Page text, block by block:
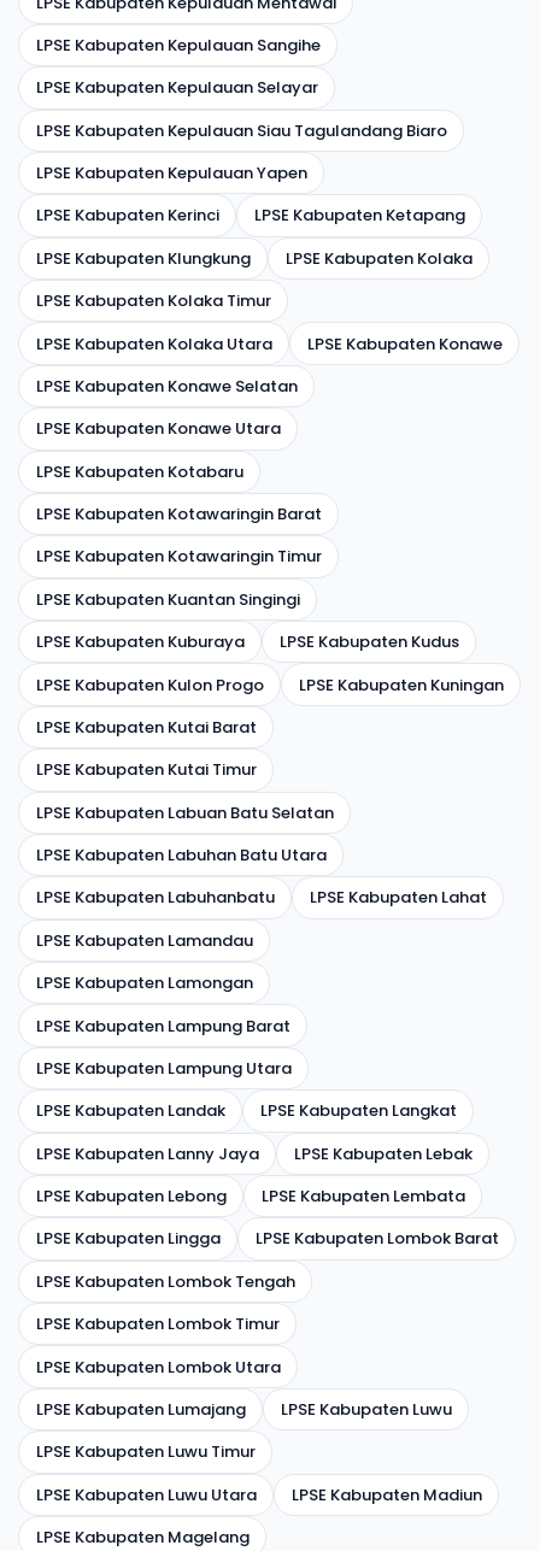
LPSE Kabupaten Kepulauan Sangihe
LPSE Kabupaten Kepulauan Selayar
LPSE Kabupaten Kepulauan Siau Tagulandang Biaro
LPSE Kabupaten Kepulauan Yapen
LPSE Kabupaten Kerinci
LPSE Kabupaten Ketapang
LPSE Kabupaten Klungkung
LPSE Kabupaten Kolaka
LPSE Kabupaten Kolaka Timur
LPSE Kabupaten Kolaka Utara
LPSE Kabupaten Konawe
LPSE Kabupaten Konawe Selatan
LPSE Kabupaten Konawe Utara
LPSE Kabupaten Kotabaru
LPSE Kabupaten Kotawaringin Barat
LPSE Kabupaten Kotawaringin Timur
LPSE Kabupaten Kuantan Singingi
LPSE Kabupaten Kuburaya
LPSE Kabupaten Kudus
LPSE Kabupaten Kulon Progo
LPSE Kabupaten Kuningan
LPSE Kabupaten Kutai Barat
LPSE Kabupaten Kutai Timur
LPSE Kabupaten Labuan Batu Selatan
LPSE Kabupaten Labuhan Batu Utara
LPSE Kabupaten Labuhanbatu
LPSE Kabupaten Lahat
LPSE Kabupaten Lamandau
LPSE Kabupaten Lamongan
LPSE Kabupaten Lampung Barat
LPSE Kabupaten Lampung Utara
LPSE Kabupaten Landak
LPSE Kabupaten Langkat
LPSE Kabupaten Lanny Jaya
LPSE Kabupaten Lebak
LPSE Kabupaten Lebong
LPSE Kabupaten Lembata
LPSE Kabupaten Lingga
LPSE Kabupaten Lombok Barat
LPSE Kabupaten Lombok Tengah
LPSE Kabupaten Lombok Timur
LPSE Kabupaten Lombok Utara
LPSE Kabupaten Lumajang
LPSE Kabupaten Luwu
LPSE Kabupaten Luwu Timur
LPSE Kabupaten Luwu Utara
LPSE Kabupaten Madiun
LPSE Kabupaten Magelang